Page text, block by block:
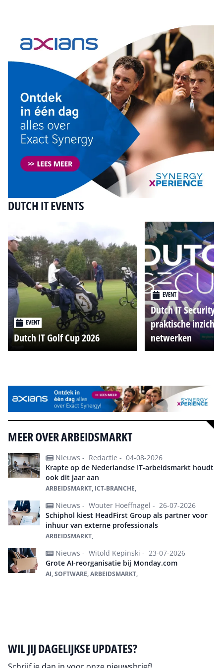
DUTCH IT EVENTS
EVENT
Dutch IT Golf Cup 2026
EVENT
Dutch IT Security
praktische
netwerken
MEER OVER ARBEIDSMARKT
Nieuws - Redactie - 04-08-2026
Krapte op de Nederlandse IT-arbeidsmarkt houdt
ook dit jaar aan
ARBEIDSMARKT, ICT-BRANCHE,
Nieuws - Wouter Hoeffnagel - 26-07-2026
Schiphol kiest HeadFirst Group als partner voor
inhuur van externe professionals
ARBEIDSMARKT,
Nieuws - Witold Kepinski - 23-07-2026
Grote AI-reorganisatie bij Monday.com
AI, SOFTWARE, ARBEIDSMARKT,
WIL JIJ DAGELIJKSE UPDATES?